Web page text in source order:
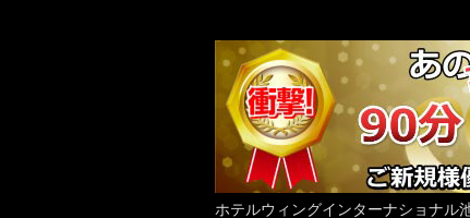
ホテルウィングインターナショナル